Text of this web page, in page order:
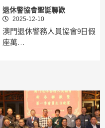
退休警協會聖誕聯歡
2025-12-10
澳門退休警務人員協會9日假
座萬…